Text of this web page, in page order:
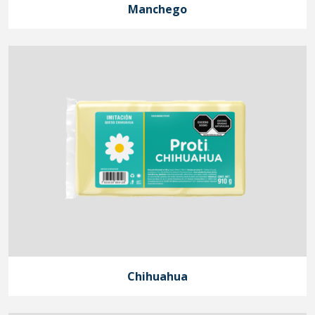
Manchego
Chihuahua